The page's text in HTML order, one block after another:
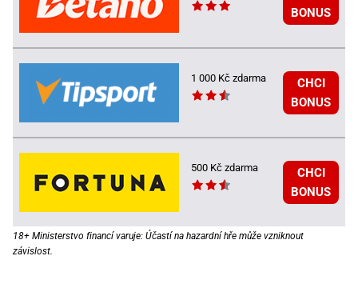
BONUS
1 000 Kč zdarma
CHCI
BONUS
500 Kč zdarma
CHCI
BONUS
18+ Ministerstvo financí varuje: Účastí na hazardní hře může vzniknout
závislost.